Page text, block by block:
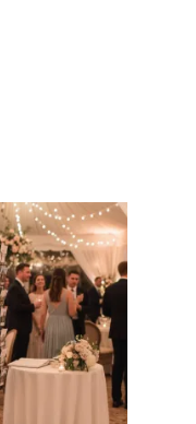
DEVIS